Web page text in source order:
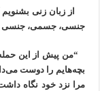
از زبان زنی
جنسی، جسمی، جنسی و
“من پیش از این
بچه‌هایم را دوست
مرا نزد خود نگاه